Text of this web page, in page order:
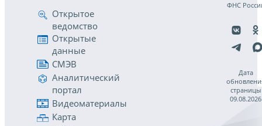
Открытое
ведомство
Открытые
данные
СМЭВ
Аналитический
портал
Видеоматериалы
Карта
ФНС
Дата
страницы
09.08.2026